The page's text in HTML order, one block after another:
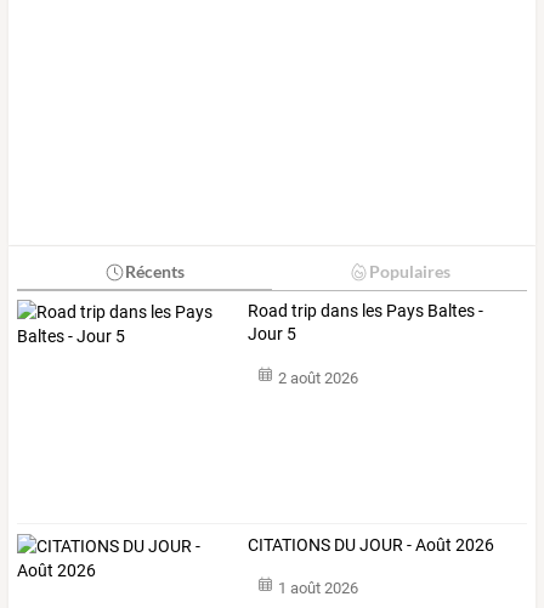
Récents Populaires
Road trip dans les Pays Baltes -
Jour 5
2 août 2026
CITATIONS DU JOUR - Août 2026
1 août 2026